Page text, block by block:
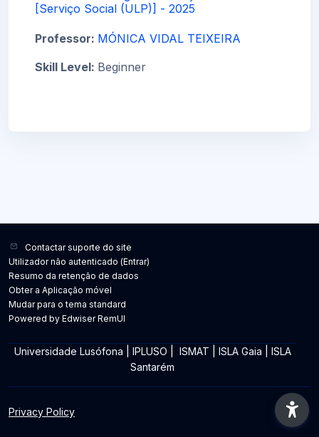
[Serviço Social (ULP)] - 2025
Professor: MÓNICA VIDAL TEIXEIRA
Skill Level: Beginner
Contactar suporte do site
Utilizador não autenticado (Entrar)
Resumo da retenção de dados
Obter a Aplicação móvel
Mudar para o tema standard
Powered by Edwiser RemUI
Universidade Lusófona IPLUSO ISMAT ISLA Gaia
ISLA
Santarém
Privacy Policy